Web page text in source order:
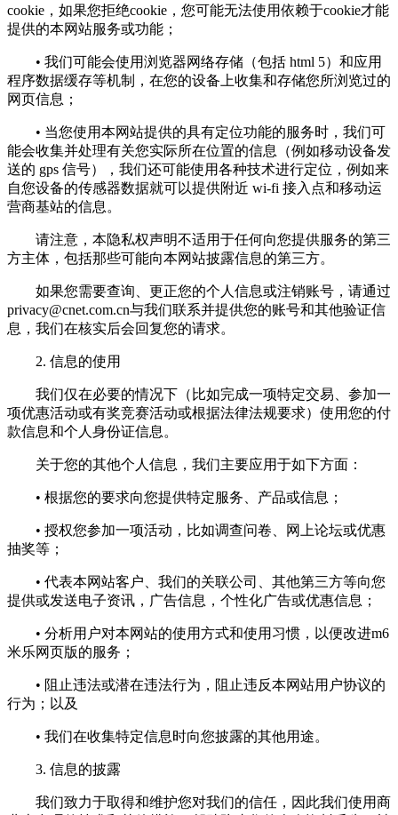
cookie，如果您拒绝cookie，您可能无法使用依赖于cookie才能
提供的本网站服务或功能；
• 我们可能会使用浏览器网络存储（包括 html 5）和应用
程序数据缓存等机制，在您的设备上收集和存储您所浏览过的
网页信息；
• 当您使用本网站提供的具有定位功能的服务时，我们可
能会收集并处理有关您实际所在位置的信息（例如移动设备发
送的 gps 信号），我们还可能使用各种技术进行定位，例如来
自您设备的传感器数据就可以提供附近 wi-fi 接入点和移动运
营商基站的信息。
请注意，本隐私权声明不适用于任何向您提供服务的第三
方主体，包括那些可能向本网站披露信息的第三方。
如果您需要查询、更正您的个人信息或注销账号，请通过
privacy@cnet.com.cn与我们联系并提供您的账号和其他验证信
息，我们在核实后会回复您的请求。
2. 信息的使用
我们仅在必要的情况下（比如完成一项特定交易、参加一
项优惠活动或有奖竞赛活动或根据法律法规要求）使用您的付
款信息和个人身份证信息。
关于您的其他个人信息，我们主要应用于如下方面：
• 根据您的要求向您提供特定服务、产品或信息；
• 授权您参加一项活动，比如调查问卷、网上论坛或优惠
抽奖等；
• 代表本网站客户、我们的关联公司、其他第三方等向您
提供或发送电子资讯，广告信息，个性化广告或优惠信息；
• 分析用户对本网站的使用方式和使用习惯，以便改进m6
米乐网页版的服务；
• 阻止违法或潜在违法行为，阻止违反本网站用户协议的
行为；以及
• 我们在收集特定信息时向您披露的其他用途。
3. 信息的披露
我们致力于取得和维护您对我们的信任，因此我们使用商